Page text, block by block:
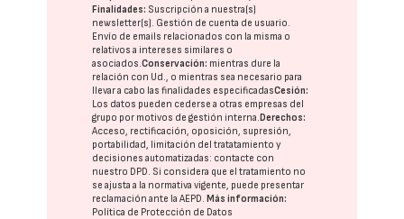
Finalidades: Suscripción a nuestra(s)
newsletter(s). Gestión de cuenta de usuario.
Envío de emails relacionados con la misma o
relativos a intereses similares o
asociados.Conservación: mientras dure la
relación con Ud., o mientras sea necesario para
llevar a cabo las finalidades especificadasCesión:
Los datos pueden cederse a otras empresas del
grupo por motivos de gestión interna.Derechos:
Acceso, rectificación, oposición, supresión,
portabilidad, limitación del tratatamiento y
decisiones automatizadas: contacte con
nuestro DPD. Si considera que el tratamiento no
se ajusta a la normativa vigente, puede presentar
reclamación ante laAEPD.Más información:
Política de Protección de Datos